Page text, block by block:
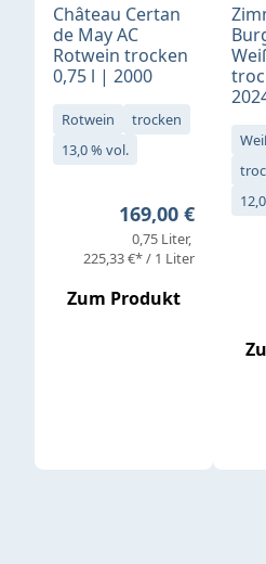
Château Certan
de May AC
Rotwein trocken
0,75 l | 2000
Rotwein
trocken
13,0 % vol.
Regulärer Preis:
169,00 €
0,75 Liter
225,33 €* / 1 Liter
Zum Produkt